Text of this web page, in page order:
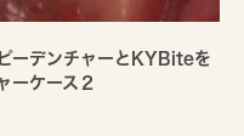
ーデンチャーとKYBiteを
ーケース２